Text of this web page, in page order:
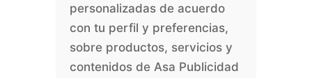
personalizadas de acuerdo
con tu perfil y preferencias,
sobre productos, servicios y
contenidos de Asa Publicidad